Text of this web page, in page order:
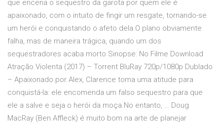
que encena o sequestro da garota por quem ele é
apaixonado, com o intuito de fingir um resgate, tornando-se
um herói e conquistando o afeto dela.O plano obviamente
falha, mas de maneira trágica, quando um dos
sequestradores acaba morto Sinopse: No Filme Download
Atração Violenta (2017) – Torrent BluRay 720p/1080p Dublado
– Apaixonado por Alex, Clarence toma uma atitude para
conquistá-la: ele encomenda um falso sequestro para que
ele a salve e seja o herói da moça.No entanto, … Doug
MacRay (Ben Affleck) é muito bom na arte de planejar